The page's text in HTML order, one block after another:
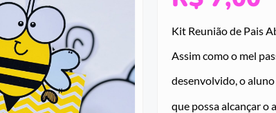
Kit Reunião de Pais
Assim como o mel
desenvolvido, o
que possa alcançar o